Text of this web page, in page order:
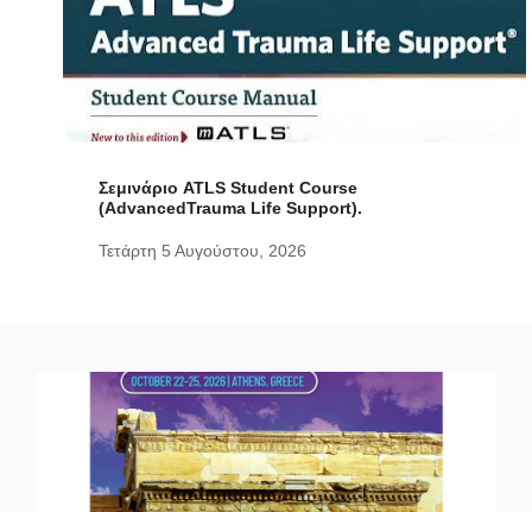
Σεμινάριο ATLS Student Course
(AdvancedTrauma Life Support).
Τετάρτη 5 Αυγούστου, 2026